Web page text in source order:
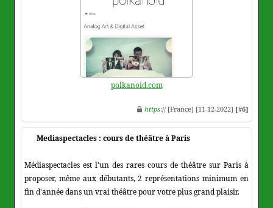
polkanoid.com
https:// [France] [11-12-2022] [#6]
Mediaspectacles : cours de théâtre à Paris
Médiaspectacles est l'un des rares cours de théâtre sur Paris à
proposer, même aux débutants, 2 représentations minimum en
fin d'année dans un vrai théâtre pour votre plus grand plaisir.